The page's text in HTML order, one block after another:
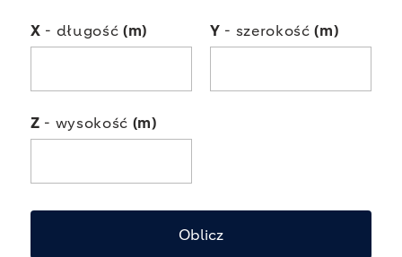
X - długość (m)
Z - wysokość (m)
Y - szerokość(m)
Oblicz